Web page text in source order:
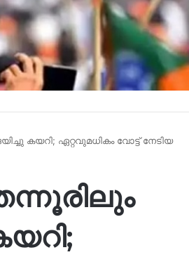
കയറി; ഏറ്റവുമധികം വോട്ട് നേടിയ